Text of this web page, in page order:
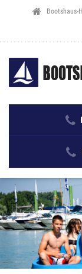
Bootshaus-